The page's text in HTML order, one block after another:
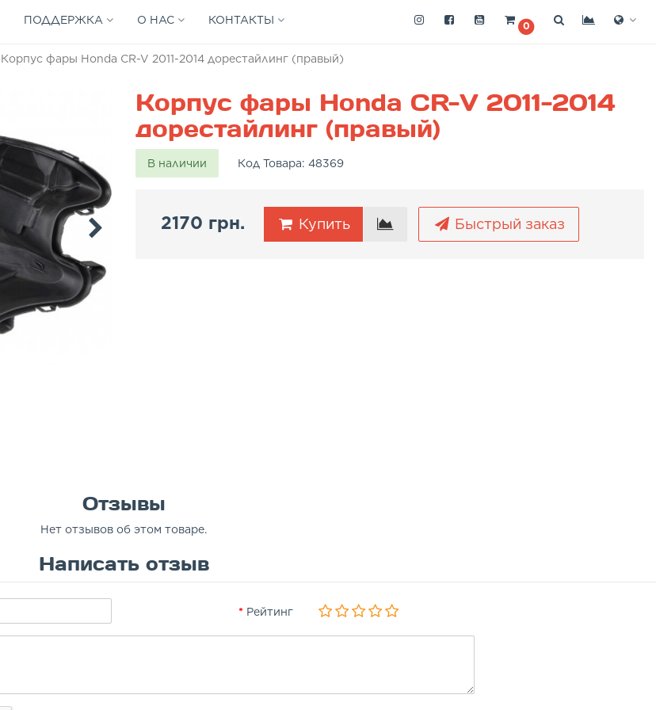
ПОДДЕРЖКА О НАС КОНТАКТЫ 0
Корпус фары Honda CR-V 2011-2014 дорестайлинг (правый)
Корпус фары Honda CR-V 2011-2014
дорестайлинг (правый)
В наличии Код Товара: 48369
2170 грн. Купить Быстрый заказ
Отзывы
Нет отзывов об этом товаре.
Написать отзыв
Рейтинг